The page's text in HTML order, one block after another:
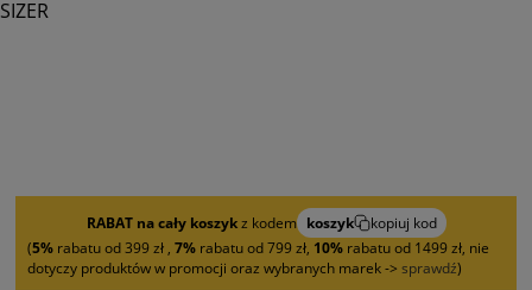
RABAT na cały koszykz kodem koszyk
kopiuj kod
(5% rabatu od 399 zł , 7% rabatu od 799 zł, 10% rabatu od 1499 zł, nie
dotyczy produktów w promocji oraz wybranych marek -> sprawdź)
SIZER